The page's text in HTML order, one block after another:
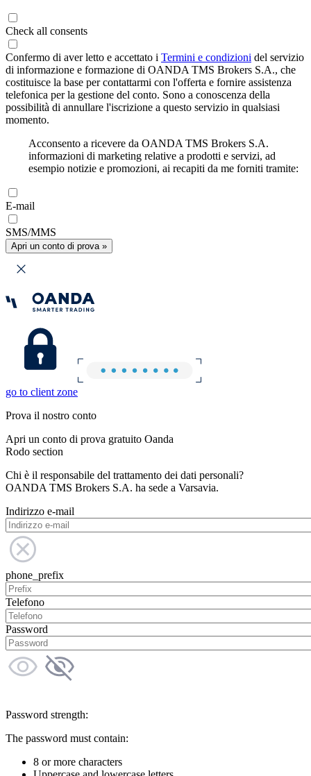
Check all consents
Confermo di aver letto e accettato i Termini e condizioni del servizio
di informazione e formazione di OANDA TMS Brokers S.A., che
costituisce la base per contattarmi con l'offerta e fornire assistenza
telefonica per la gestione del conto. Sono a conoscenza della
possibilità di annullare l'iscrizione a questo servizio in qualsiasi
momento.
Acconsento a ricevere da OANDA TMS Brokers S.A.
informazioni di marketing relative a prodotti e servizi, ad
esempio notizie e promozioni, ai recapiti da me forniti tramite:
E-mail
SMS/MMS
Apri un conto di prova »
go to client zone
Prova il nostro conto
Apri un conto di prova gratuito Oanda
Rodo section
Chi è il responsabile del trattamento dei dati personali?
OANDA TMS Brokers S.A. ha sede a Varsavia.
Indirizzo e-mail
phone_prefix
Telefono
Password
Password strength:
The password must contain:
8 or more characters